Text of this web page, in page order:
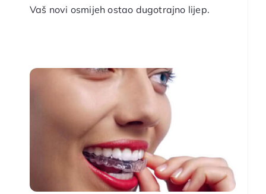
Vaš novi osmijeh ostao dugotrajno lijep.